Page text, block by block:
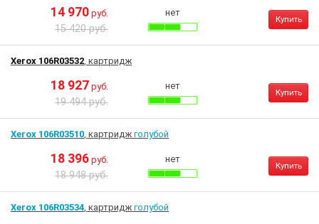
14 970 руб.
15 420 руб.
нет
Купить
Xerox 106R03532, картридж
18 927 руб.
19 494 руб.
нет
Купить
Xerox 106R03510, картридж голубой
18 396 руб.
18 948 руб.
нет
Купить
Xerox 106R03534, картридж голубой